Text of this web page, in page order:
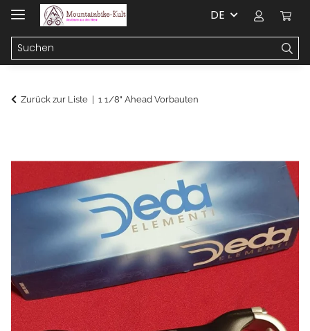
DE
Zurück zur Liste 1 1/8" Ahead Vorbauten